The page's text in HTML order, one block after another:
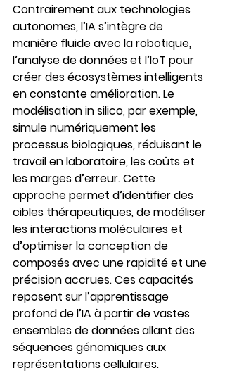
Contrairement aux technologies
autonomes, l’IA s’intègre de
manière fluide avec la robotique,
l’analyse de données et l’IoT pour
créer des écosystèmes intelligents
en constante amélioration. Le
modélisation in silico, par exemple,
simule numériquement les
processus biologiques, réduisant le
travail en laboratoire, les coûts et
les marges d’erreur. Cette
approche permet d’identifier des
cibles thérapeutiques, de modéliser
les interactions moléculaires et
d’optimiser la conception de
composés avec une rapidité et une
précision accrues. Ces capacités
reposent sur l’apprentissage
profond de l’IA à partir de vastes
ensembles de données allant des
séquences génomiques aux
représentations cellulaires.